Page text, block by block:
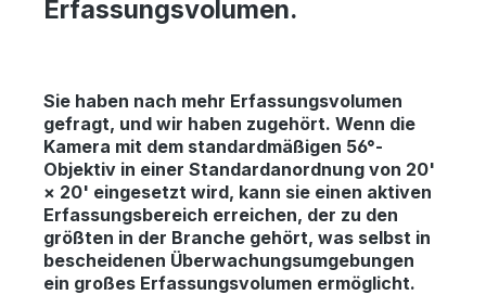
Erfassungsvolumen.
Sie haben nach mehr Erfassungsvolumen
gefragt, und wir haben zugehört. Wenn die
Kamera mit dem standardmäßigen 56°-
Objektiv in einer Standardanordnung von 20'
× 20' eingesetzt wird, kann sie einen aktiven
Erfassungsbereich erreichen, der zu den
größten in der Branche gehört, was selbst in
bescheidenen Überwachungsumgebungen
ein großes Erfassungsvolumen ermöglicht.